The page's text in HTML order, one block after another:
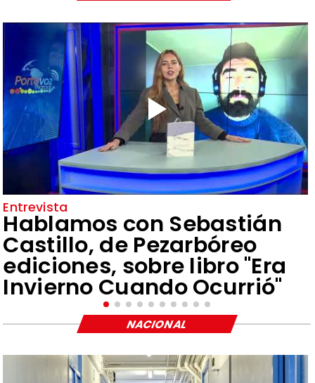
Entrevista
Hablamos con Sebastián
Castillo, de Pezarbóreo
ediciones, sobre libro "Era
Invierno Cuando Ocurrió"
NACIONAL